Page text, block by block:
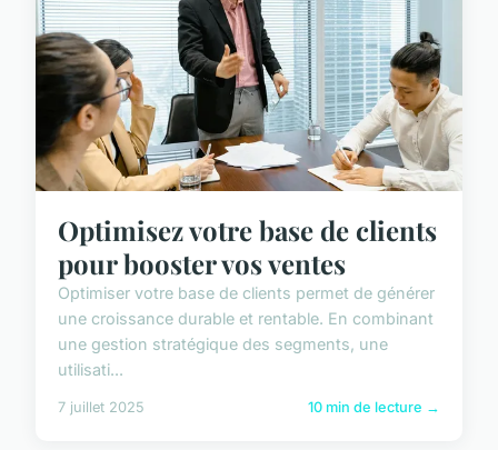
Optimisez votre base de clients
pour booster vos ventes
Optimiser votre base de clients permet de générer
une croissance durable et rentable. En combinant
une gestion stratégique des segments, une
utilisati...
7 juillet 2025 10 min de lecture →